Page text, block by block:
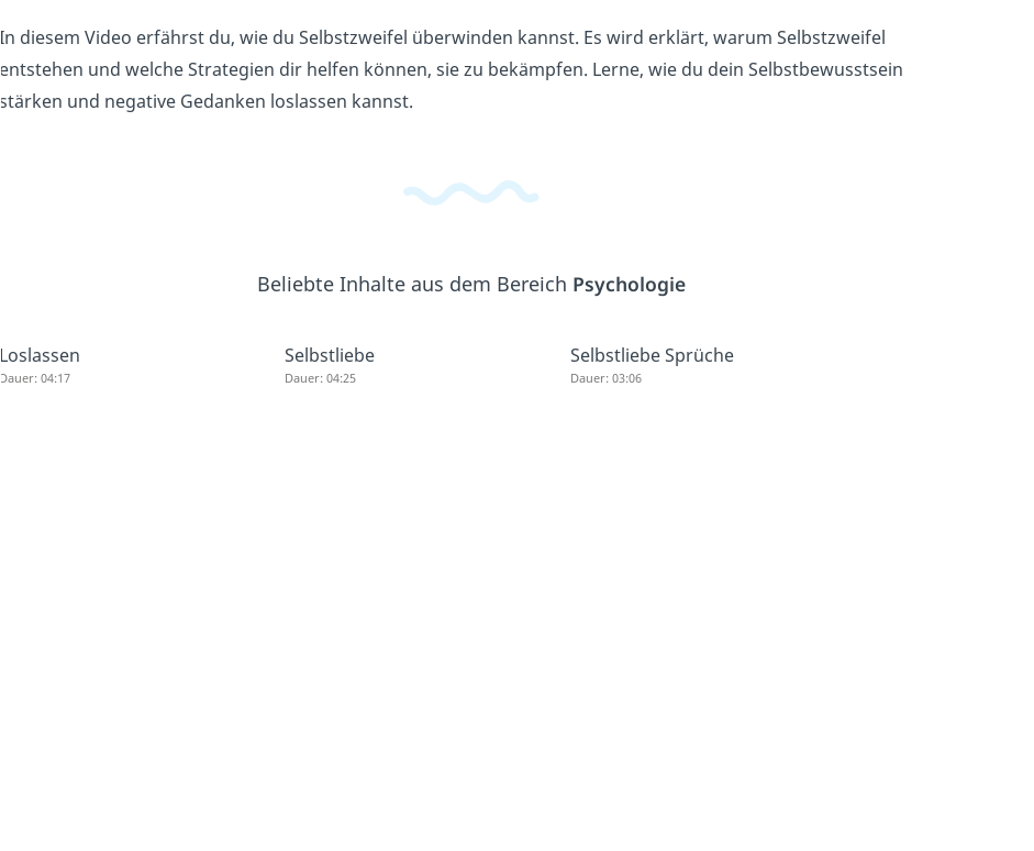
In diesem Video erfährst du, wie du Selbstzweifel überwinden kannst. Es wird erklärt, warum Selbstzweifel
entstehen und welche Strategien dir helfen können, sie zu bekämpfen. Lerne, wie du dein Selbstbewusstsein
stärken und negative Gedanken loslassen kannst.
Beliebte Inhalte aus dem Bereich Psychologie
Loslassen
Dauer: 04:17
Selbstliebe
Dauer: 04:25
Selbstliebe Sprüche
Dauer: 03:06